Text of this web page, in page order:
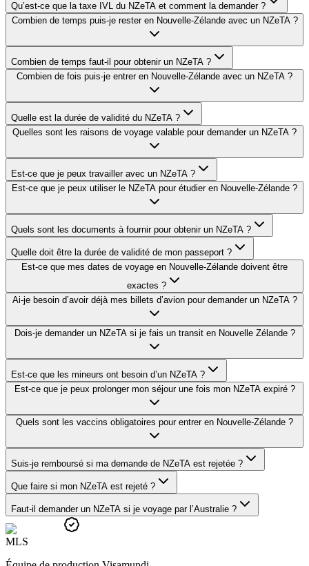
Qu’est-ce que la taxe IVL du NZeTA et comment la demander ?
Combien de temps puis-je rester en Nouvelle-Zélande avec un NZeTA ?
Combien de temps faut-il pour obtenir un NZeTA ?
Combien de fois puis-je entrer en Nouvelle-Zélande avec un NZeTA ?
Quelle est la durée de validité du NZeTA ?
Quelles sont les raisons de voyage valable pour demander un NZeTA ?
Est-ce que je peux travailler avec un NZeTA ?
Est-ce que je peux utiliser le NZeTA pour étudier en Nouvelle-Zélande ?
Quels sont les documents à fournir pour obtenir un NZeTA ?
Quelle doit être la durée de validité de mon passeport ?
Est-ce que mes dates de voyage en Nouvelle-Zélande doivent être
exactes ?
Ai-je besoin d’avoir déjà mes billets d’avion pour demander un NZeTA ?
Dois-je demander un NZeTA si je fais un transit en Nouvelle Zélande ?
Est-ce que les mineurs ont besoin d’un NZeTA ?
Est-ce que je peux prolonger mon séjour une fois mon NZeTA expiré ?
Quels sont les vaccins obligatoires pour entrer en Nouvelle-Zélande ?
Suis-je remboursé si ma demande de NZeTA est rejetée ?
Que faire si mon NZeTA est rejeté ?
Faut-il demander un NZeTA si je voyage par l’Australie ?
MLS